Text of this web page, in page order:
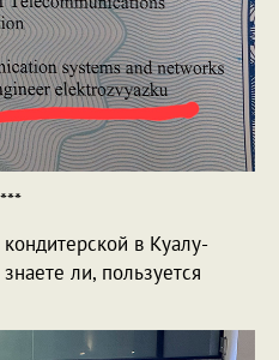
***
в Куалу-
ли, пользуется